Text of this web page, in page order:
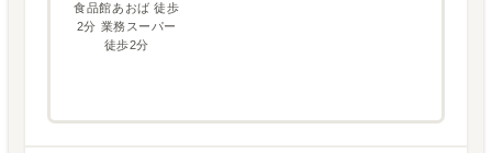
食品館あおば 徒歩
2分 業務スーパー
徒歩2分